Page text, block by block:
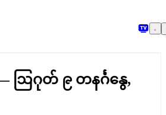
ာသို့ ကျော်သွားရန်
— ဩဂုတ် ၉ တနင်္ဂနွေ,